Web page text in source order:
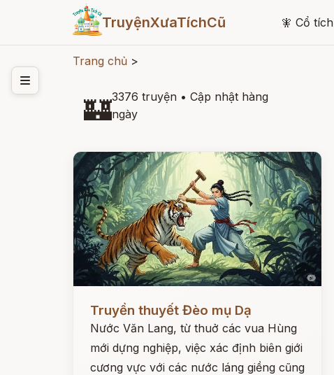
TruyệnXưaTíchCũ 🧚 Cổ tích
Trang chủ >
🏰3376 truyện • Cập nhật hàng
ngày
Đọc ngay
Truyền thuyết Đèo mụ Dạ
Nước Văn Lang, từ thuở các vua Hùng
mới dựng nghiệp, việc xác định biên giới
cương vực với các nước láng giềng cũng